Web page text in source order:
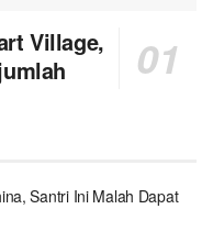
Village,
Santri Ini Malah Dapat